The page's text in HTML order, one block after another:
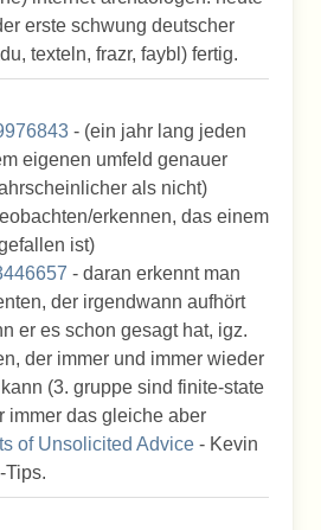
erste schwung deutscher
texteln, frazr, faybl) fertig.
- (ein jahr lang jeden
eigenen umfeld genauer
als nicht)
erkennen, das einem
ist)
- daran erkennt man
der irgendwann aufhört
er es schon gesagt hat, igz.
der immer und immer wieder
(3. gruppe sind finite-state
immer das gleiche aber
of Unsolicited Advice - Kevin
Tips.